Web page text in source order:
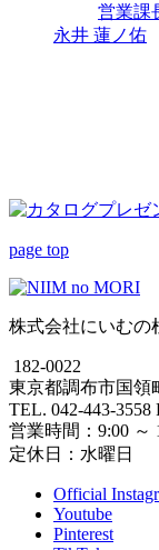
営業課
永井 蓮ノ佑
page top
株式会社にいむの
182-0022
東京都調布市国領
TEL. 042-443-3558
営業時間：9:00 ～
定休日：水曜日
Official
Youtube
Pinterest